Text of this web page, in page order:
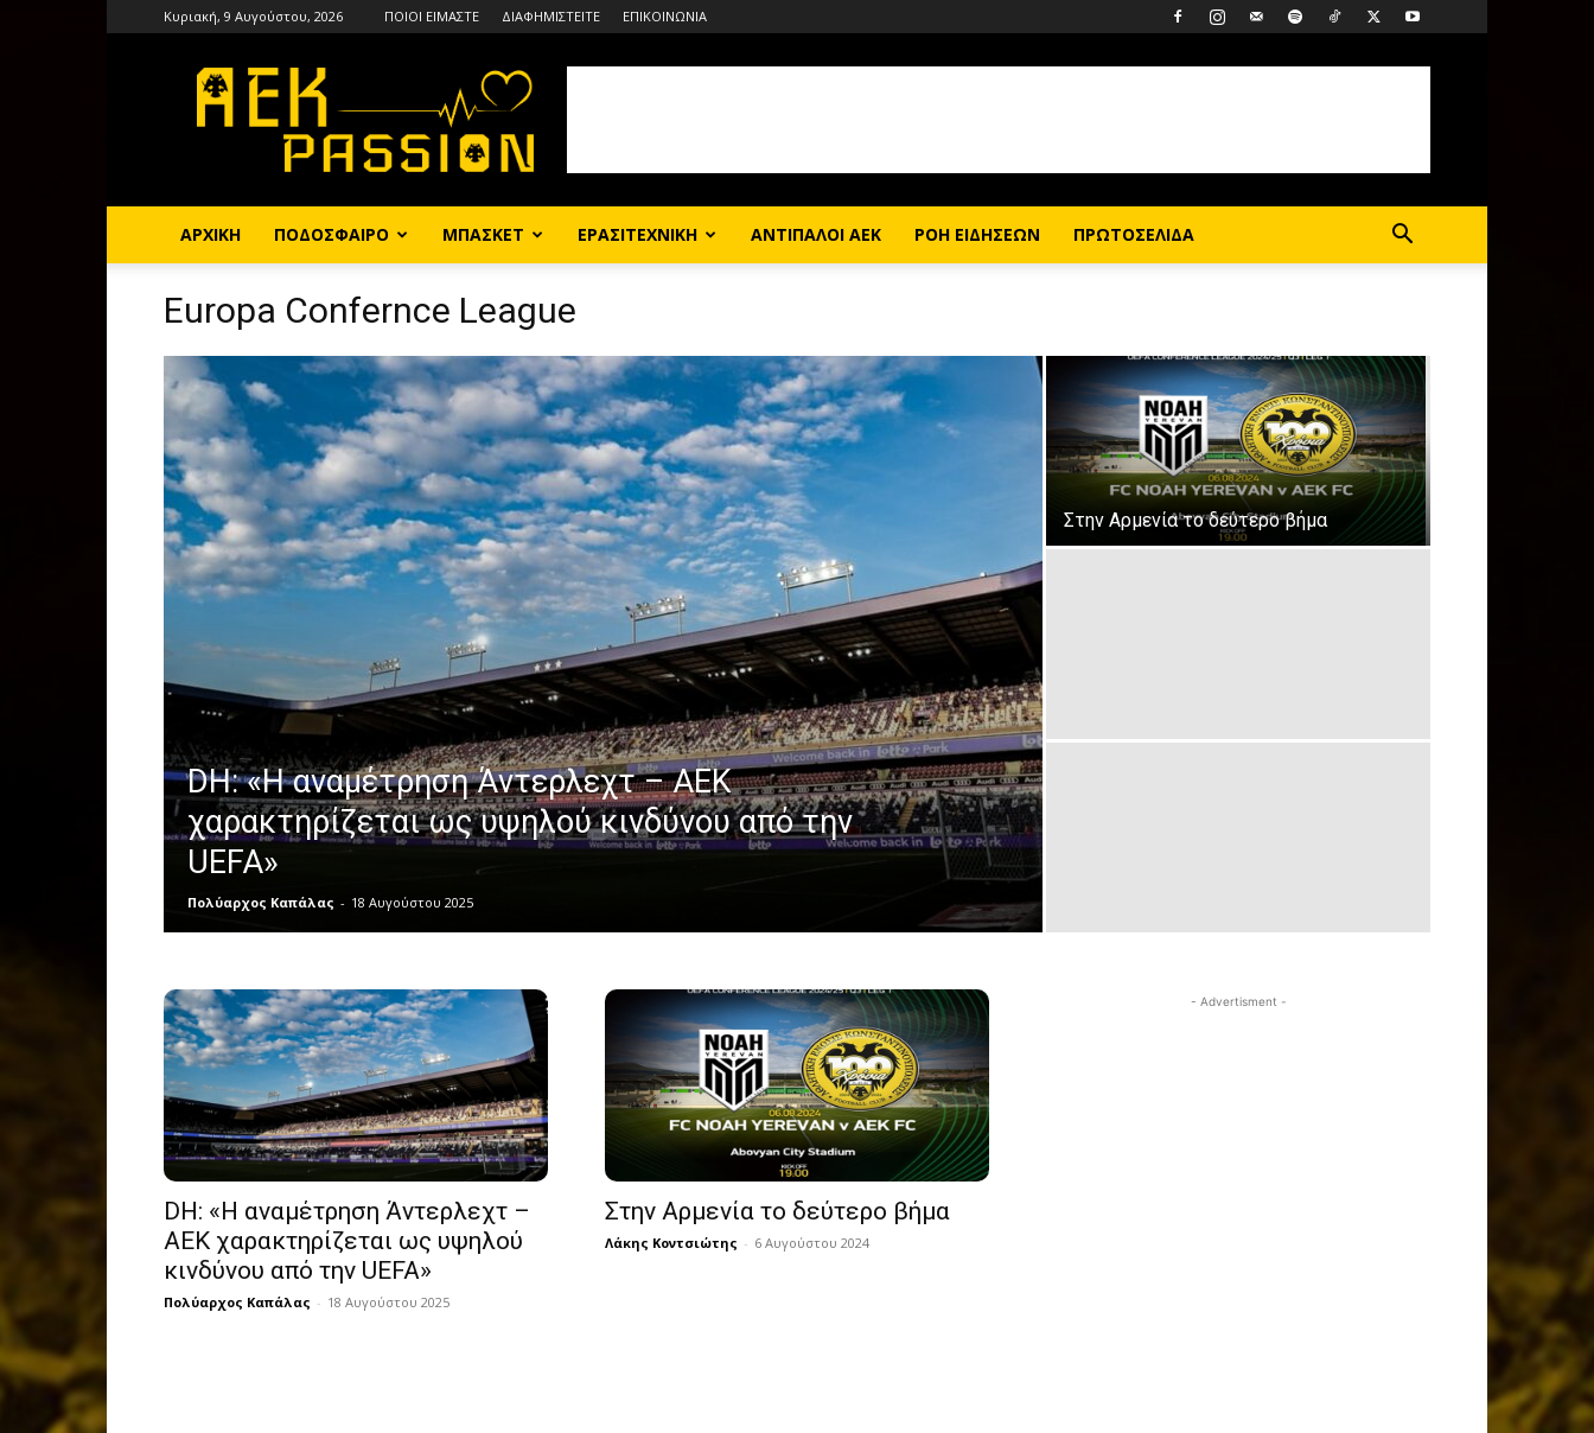
Κυριακή, 9 Αυγούστου, 2026 ΠΟΙΟΙ ΕΙΜΑΣΤΕ ΔΙΑΦΗΜΙΣΤΕΙΤΕ ΕΠΙΚΟΙΝΩΝΙΑ
ΑΡΧΙΚΗ ΠΟΔΟΣΦΑΙΡΟ ΜΠΑΣΚΕΤ ΕΡΑΣΙΤΕΧΝΙΚΗ ΑΝΤΙΠΑΛΟΙ ΑΕΚ ΡΟΗ ΕΙΔΗΣΕΩΝ ΠΡΩΤΟΣΕΛΙΔΑ
Europa Confernce League
DH: «Η αναμέτρηση Άντερλεχτ – ΑΕΚ
χαρακτηρίζεται ως υψηλού κινδύνου από την
UEFA»
Πολύαρχος Καπάλας - 18 Αυγούστου 2025
Στην Αρμενία το δεύτερο βήμα
DH: «Η αναμέτρηση Άντερλεχτ –
ΑΕΚ χαρακτηρίζεται ως υψηλού
κινδύνου από την UEFA»
Πολύαρχος Καπάλας - 18 Αυγούστου 2025
Στην Αρμενία το δεύτερο βήμα
Λάκης Κοντσιώτης - 6 Αυγούστου 2024
- Advertisment -